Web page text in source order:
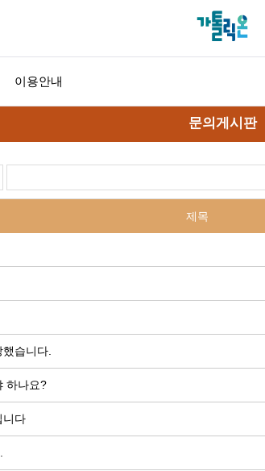
이용안내
문의게시판
제목
습니다.
하나요?
니다